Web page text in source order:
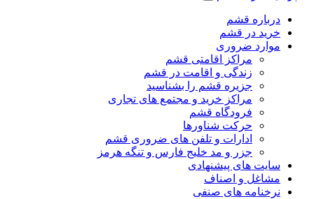
درباره قشم
خرید در قشم
موارد ضروری
مراکز اقامتی قشم
زندگی و اقامت در قشم
جزیره قشم را بشناسید
مراکز خرید و مجتمع های تجاری
فرودگاه قشم
حرکت شناورها
ادارات و تلفن های ضروری قشم
جزر و مد خلیج فارس و تنگه هرمز
سایت های پیشنهادی
مشاغل و اصناف
نرخنامه های صنفی